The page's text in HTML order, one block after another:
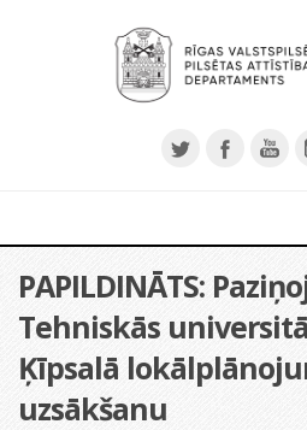
PAPILDINĀTS:
Tehniskās
Ķīpsalā
uzsākšanu